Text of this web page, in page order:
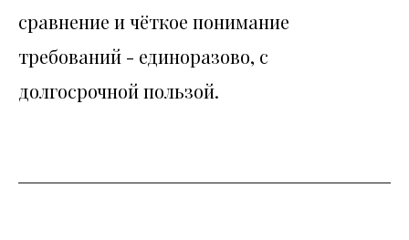
сравнение и чёткое понимание
требований - единоразово, с
долгосрочной пользой.